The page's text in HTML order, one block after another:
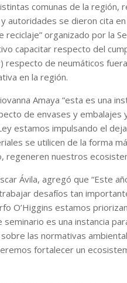
comunas de la
se dieron cita en
organizado por la
capacitar respecto del
respecto de neumáticos
en la región.
Amaya “esta es una
de envases y
estamos impulsando el
se utilicen de la forma
regeneren nuestros
Ávila, agregó que “Este
desafíos tan
O’Higgins estamos
es una instancia
las normativas
fortalecer un